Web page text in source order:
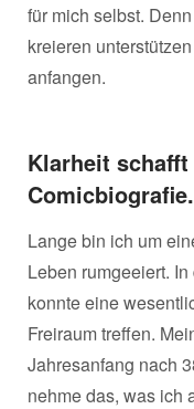
für mich selbst.
kreieren
anfangen.
Klarheit
Comicbiografie.
Lange bin ich um
Leben rumgeeiert.
konnte eine
Freiraum treffen.
Jahresanfang nach
nehme das, was ich